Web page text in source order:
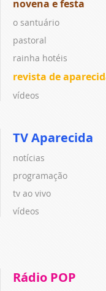
novena e festa
o santuário
pastoral
rainha hotéis
revista de
vídeos
TV Aparecida
notícias
programação
tv ao vivo
vídeos
Rádio POP